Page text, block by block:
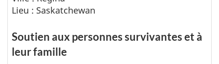
Lieu : Saskatchewan
Soutien aux personnes survivantes et à
leur famille